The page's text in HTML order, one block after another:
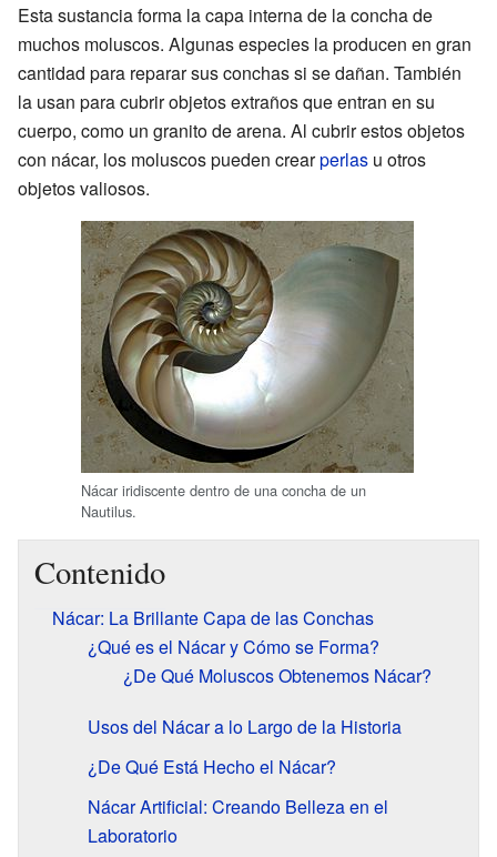
Esta sustancia forma la capa interna de la concha de
muchos moluscos. Algunas especies la producen en gran
cantidad para reparar sus conchas si se dañan. También
la usan para cubrir objetos extraños que entran en su
cuerpo, como un granito de arena. Al cubrir estos objetos
con nácar, los moluscos pueden crearperlas u otros
objetos valiosos.
Nácar iridiscente dentro de una concha de un
Nautilus.
Contenido
Nácar: La Brillante Capa de las Conchas
¿Qué es el Nácar y Cómo se Forma?
¿De Qué Moluscos Obtenemos Nácar?
Usos del Nácar a lo Largo de la Historia
¿De Qué Está Hecho el Nácar?
Nácar Artificial: Creando Belleza en el
Laboratorio